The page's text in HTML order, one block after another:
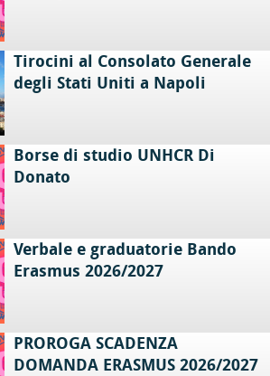
Tirocini al Consolato Generale
degli Stati Uniti a Napoli
Borse di studio UNHCR Di
Donato
Verbale e graduatorie Bando
Erasmus 2026/2027
PROROGA SCADENZA
DOMANDA ERASMUS 2026/2027